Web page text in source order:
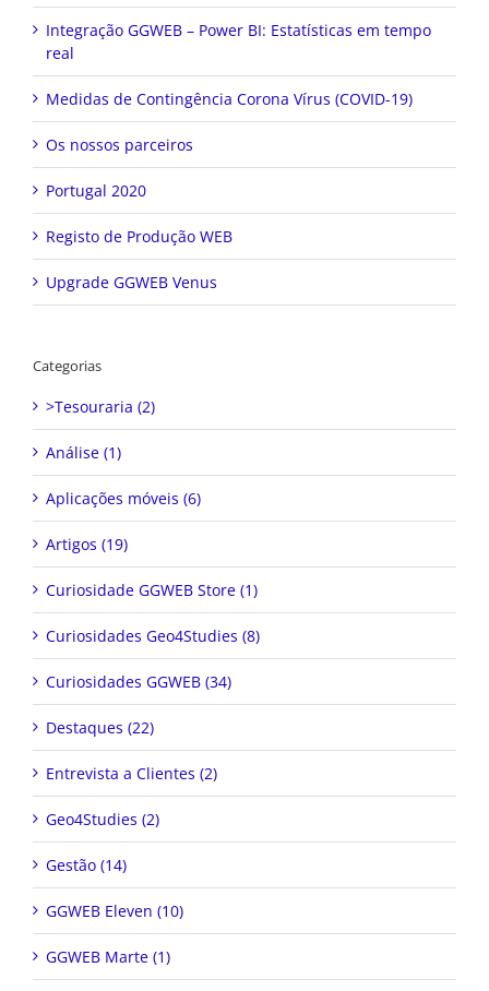
Integração GGWEB – Power BI: Estatísticas em tempo
real
Medidas de Contingência Corona Vírus (COVID-19)
Os nossos parceiros
Portugal 2020
Registo de Produção WEB
Upgrade GGWEB Venus
Categorias
>Tesouraria (2)
Análise (1)
Aplicações móveis (6)
Artigos (19)
Curiosidade GGWEB Store (1)
Curiosidades Geo4Studies (8)
Curiosidades GGWEB (34)
Destaques (22)
Entrevista a Clientes (2)
Geo4Studies (2)
Gestão (14)
GGWEB Eleven (10)
GGWEB Marte (1)